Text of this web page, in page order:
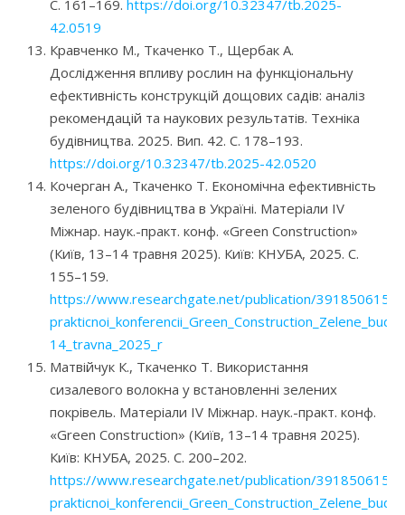
С. 161–169. https://doi.org/10.32347/tb.2025-
42.0519
Кравченко М., Ткаченко Т., Щербак А.
Дослідження впливу рослин на функціональну
ефективність конструкцій дощових садів: аналіз
рекомендацій та наукових результатів. Техніка
будівництва. 2025. Вип. 42. С. 178–193.
https://doi.org/10.32347/tb.2025-42.0520
Кочерган А., Ткаченко Т. Економічна ефективність
зеленого будівництва в Україні. Матеріали IV
Міжнар. наук.-практ. конф. «Green Construction»
(Київ, 13–14 травня 2025). Київ: КНУБА, 2025. С.
155–159.
https://www.researchgate.net/publication/
14_travna_2025_r
Матвійчук К., Ткаченко Т. Використання
сизалевого волокна у встановленні зелених
покрівель. Матеріали IV Міжнар. наук.-практ. конф.
«Green Construction» (Київ, 13–14 травня 2025).
Київ: КНУБА, 2025. С. 200–202.
https://www.researchgate.net/publication/